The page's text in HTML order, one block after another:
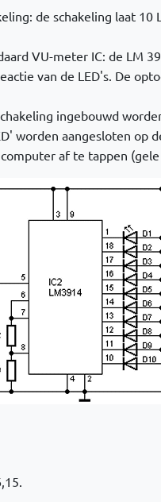
de schakeling laat
VU-meter IC: de LM
van de LED's. De
ingebouwd
worden aangesloten op
af te tappen